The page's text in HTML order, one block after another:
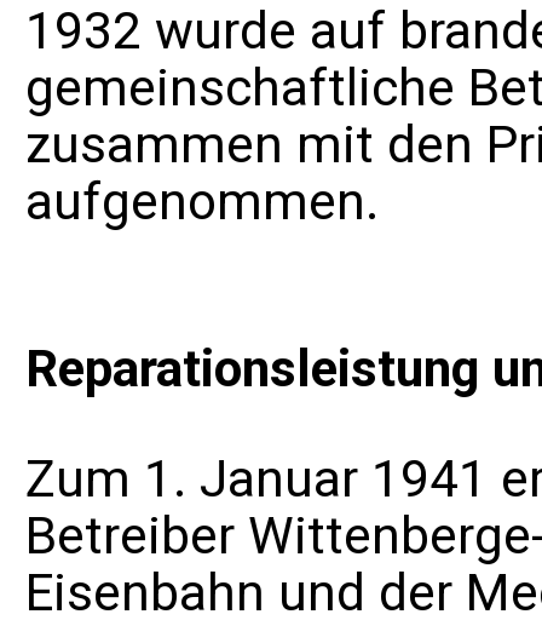
1932 wurde auf
gemeinschaftliche
zusammen mit den
aufgenommen.
Reparationsleistung
Zum 1. Januar 1941
Betreiber
Eisenbahn und der